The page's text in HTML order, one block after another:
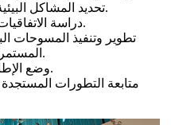
تحديد المشاكل البيئية واقتراح الحلول المناسبة لها.
دراسة الاتفاقيات الدولية المعنية بشئون البيئة.
تطوير وتنفيذ المسوحات
المستمرة للمعايير والمؤشرات البيئية.
وضع الإطار العام لبرامج التوعية البيئية.
متابعة التطورات